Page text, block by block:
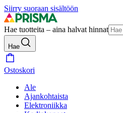
Siirry suoraan sisältöön
Hae tuotteita – aina halvat hinnat
Hae
Ostoskori
Ale
Ajankohtaista
Elektroniikka